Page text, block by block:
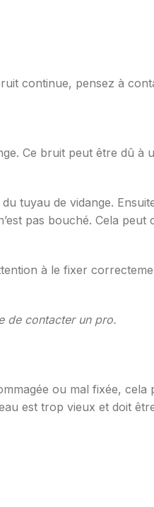
continue, pensez à
Ce bruit peut être dû à
tuyau de vidange.
pas bouché. Cela peut
à le fixer
de contacter un pro.
ou mal fixée,
est trop vieux et doit